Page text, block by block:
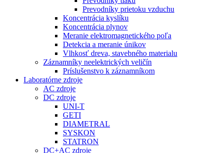
Prevodníky prietoku vzduchu
Koncentrácia kyslíku
Koncentrácia plynov
Meranie elektromagnetického poľa
Detekcia a meranie únikov
Vlhkosť dreva, stavebného materialu
Záznamníky neelektrických veličín
Príslušenstvo k záznamníkom
Laboratórne zdroje
AC zdroje
DC zdroje
UNI-T
GETI
DIAMETRAL
SYSKON
STATRON
DC+AC zdroje